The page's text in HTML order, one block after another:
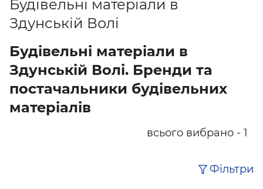
Будівельні матеріали в
Здунській Волі
Будівельні матеріали в
Здунській Волі. Бренди та
постачальники будівельних
матеріалів
всього вибрано - 1
Фільтри